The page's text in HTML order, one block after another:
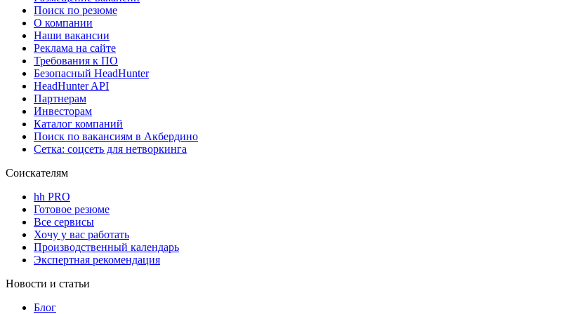
Поиск по резюме
О компании
Наши вакансии
Реклама на сайте
Требования к ПО
Безопасный HeadHunter
HeadHunter API
Партнерам
Инвесторам
Каталог компаний
Поиск по вакансиям в Акбердино
Сетка: соцсеть для нетворкинга
Соискателям
hh PRO
Готовое резюме
Все сервисы
Хочу у вас работать
Производственный календарь
Экспертная рекомендация
Новости и статьи
Блог